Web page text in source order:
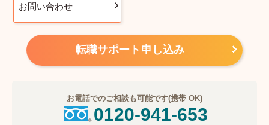
お問い合わせ
転職サポート申し込み
お電話でのご相談も可能です(携帯 OK)
0120-941-653